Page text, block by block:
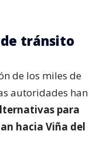
tránsito
de los miles de
autoridades han
para
hacia Viña del